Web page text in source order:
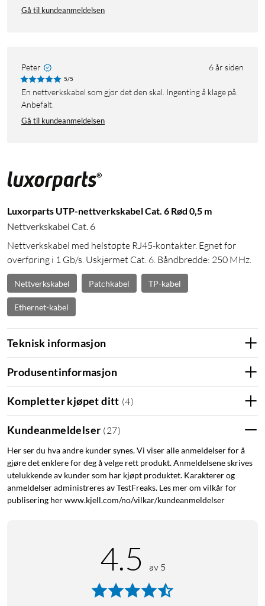
Gå til kundeanmeldelsen
Peter 6 år siden
5/5
En nettverkskabel som gjør det den skal. Ingenting å klage på.
Anbefalt.
Gå til kundeanmeldelsen
Luxorparts UTP-nettverkskabel Cat. 6 Rød 0,5 m
Nettverkskabel Cat. 6
Nettverkskabel med helstøpte RJ45-kontakter. Egnet for
overføring i 1 Gb/s. Uskjermet Cat. 6. Båndbredde: 250 MHz.
Nettverkskabel Patchkabel TP-kabel
Ethernet-kabel
Teknisk informasjon
Produsentinformasjon
Kompletter kjøpet ditt (4)
Kundeanmeldelser (27)
Her ser du hva andre kunder synes. Vi viser alle anmeldelser for å
gjøre det enklere for deg å velge rett produkt. Anmeldelsene skrives
utelukkende av kunder som har kjøpt produktet. Karakterer og
anmeldelser administreres av TestFreaks. Les mer om vilkår for
publisering her www.kjell.com/no/vilkar/kundeanmeldelser
4.5 av 5